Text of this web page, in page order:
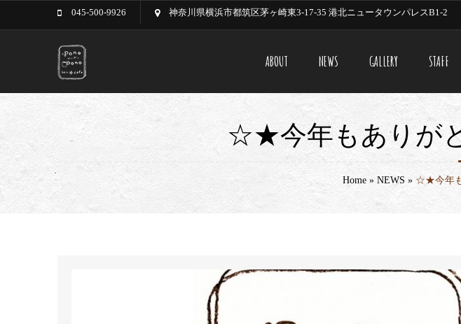
045-500-9926 神奈川県横浜市都筑区茅ヶ崎東3-17-35 港北ニュータウンパレスB1-2
ABOUT NEWS GALLERY STAFF
☆★今年もありが
Home » NEWS » ☆★今年